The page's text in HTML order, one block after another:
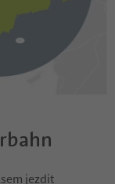
jezdit